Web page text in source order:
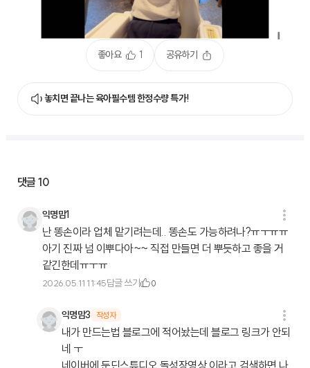
좋아요 1 공유하기
놓치면 끝나는 육아필수템 한정수량 특가!
댓글10
익명맘1
난 똥손이라 업체 맡기려는데.. 똥손도 가능하려나?ㅠㅜㅠㅠ
아기 진짜 넘 이뿌다아~~ 직접 만들면 더 뿌듯하고 좋을 거
같긴한데ㅠㅜㅠ
2026.05.11 11:45답글 쓰기 0
익명맘3 작성자
내가 만드는법 블로그에 적어놨는데 블로그 링크가 안되
네 ㅜ
네이버에 둔딘스튜디오 돌성장영상 이라고 검색하면 나